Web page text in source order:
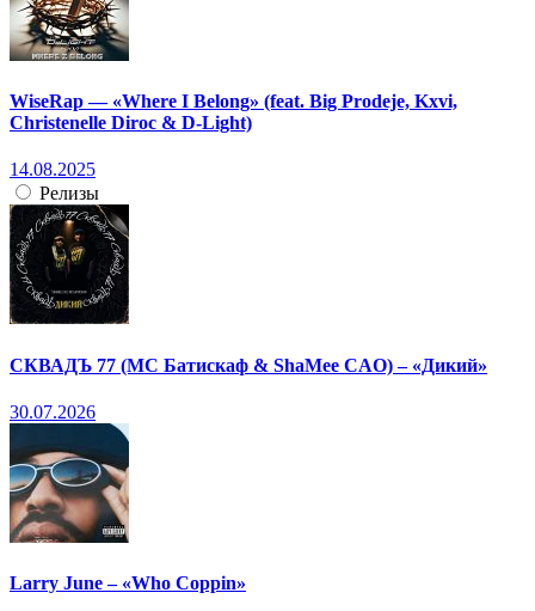
WiseRap — «Where I Belong» (feat. Big Prodeje, Kxvi,
Christenelle Diroc & D-Light)
14.08.2025
Релизы
СКВАДЪ 77 (МС Батискаф & ShaMee CAO) – «Дикий»
30.07.2026
Larry June – «Who Coppin»